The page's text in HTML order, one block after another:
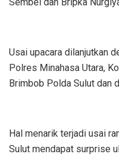
Usai upacara dilanjutkan
Polres Minahasa Utara,
Brimbob Polda Sulut dan
Hal menarik terjadi usai
Sulut mendapat surprise